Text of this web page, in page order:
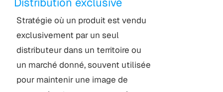
Stratégie où un produit est vendu
exclusivement par un seul
distributeur dans un territoire ou
un marché donné, souvent utilisée
pour maintenir une image de